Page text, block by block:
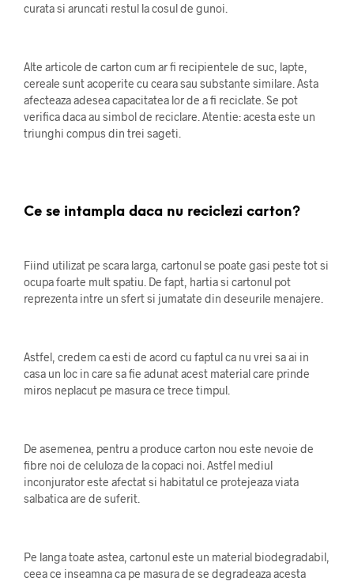
curata si aruncati restul la cosul de gunoi.
Alte articole de carton cum ar fi recipientele de suc, lapte,
cereale sunt acoperite cu ceara sau substante similare. Asta
afecteaza adesea capacitatea lor de a fi reciclate. Se pot
verifica daca au simbol de reciclare. Atentie: acesta este un
triunghi compus din trei sageti.
Ce se intampla daca nu reciclezi carton?
Fiind utilizat pe scara larga, cartonul se poate gasi peste tot si
ocupa foarte mult spatiu. De fapt, hartia si cartonul pot
reprezenta intre un sfert si jumatate din deseurile menajere.
Astfel, credem ca esti de acord cu faptul ca nu vrei sa ai in
casa un loc in care sa fie adunat acest material care prinde
miros neplacut pe masura ce trece timpul.
De asemenea, pentru a produce carton nou este nevoie de
fibre noi de celuloza de la copaci noi. Astfel mediul
inconjurator este afectat si habitatul ce protejeaza viata
salbatica are de suferit.
Pe langa toate astea, cartonul este un material biodegradabil,
ceea ce inseamna ca pe masura de se degradeaza acesta